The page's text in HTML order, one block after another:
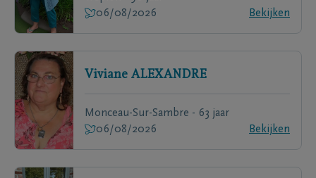
06/08/2026
Bekijken
Viviane ALEXANDRE
Monceau-Sur-Sambre - 63 jaar
06/08/2026
Bekijken